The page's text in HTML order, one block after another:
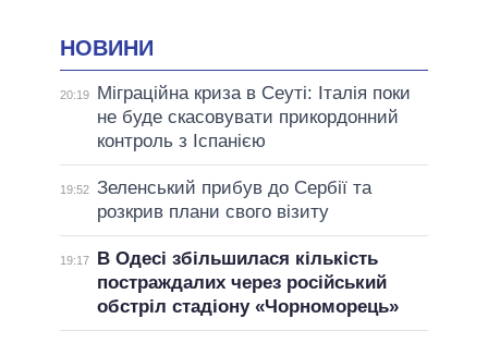
НОВИНИ
20:19
Міграційна криза в Сеуті: Італія поки
не буде скасовувати прикордонний
контроль з Іспанією
19:52 Зеленський прибув до Сербії та
розкрив плани свого візиту
19:17
В Одесі збільшилася кількість
постраждалих через російський
обстріл стадіону «Чорноморець»